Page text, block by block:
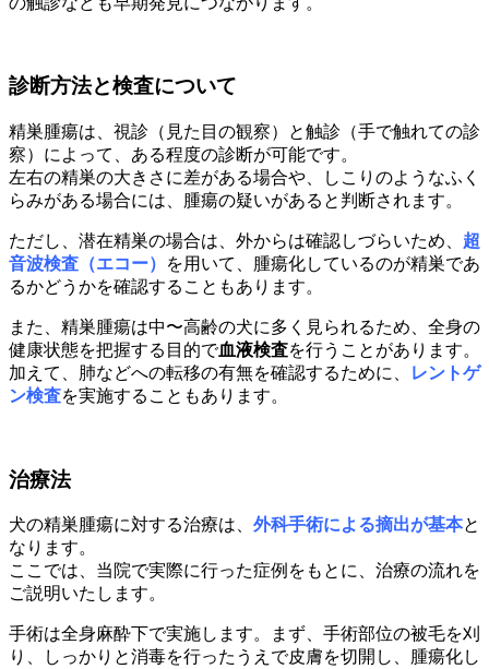
診断方法と検査について
精巣腫瘍は、視診（見た目の観察）と触診（手で触れての診
察）によって、ある程度の診断が可能です。
左右の精巣の大きさに差がある場合や、しこりのようなふく
らみがある場合には、腫瘍の疑いがあると判断されます。
ただし、潜在精巣の場合は、外からは確認しづらいため、 超
音波検査（エコー）
を用いて、腫瘍化しているのが精巣であ
るかどうかを確認することもあります。
また、精巣腫瘍は中〜高齢の犬に多く見られるため、全身の
健康状態を把握する目的で血液検査を行うことがあります。
加えて、肺などへの転移の有無を確認するために、
レントゲ
ン検査を実施することもあります。
治療法
犬の精巣腫瘍に対する治療は、 外科手術による摘出が基本と
なります。
ここでは、当院で実際に行った症例をもとに、治療の流れを
ご説明いたします。
手術は全身麻酔下で実施します。まず、手術部位の被毛を刈
り、しっかりと消毒を行ったうえで皮膚を切開し、腫瘍化し